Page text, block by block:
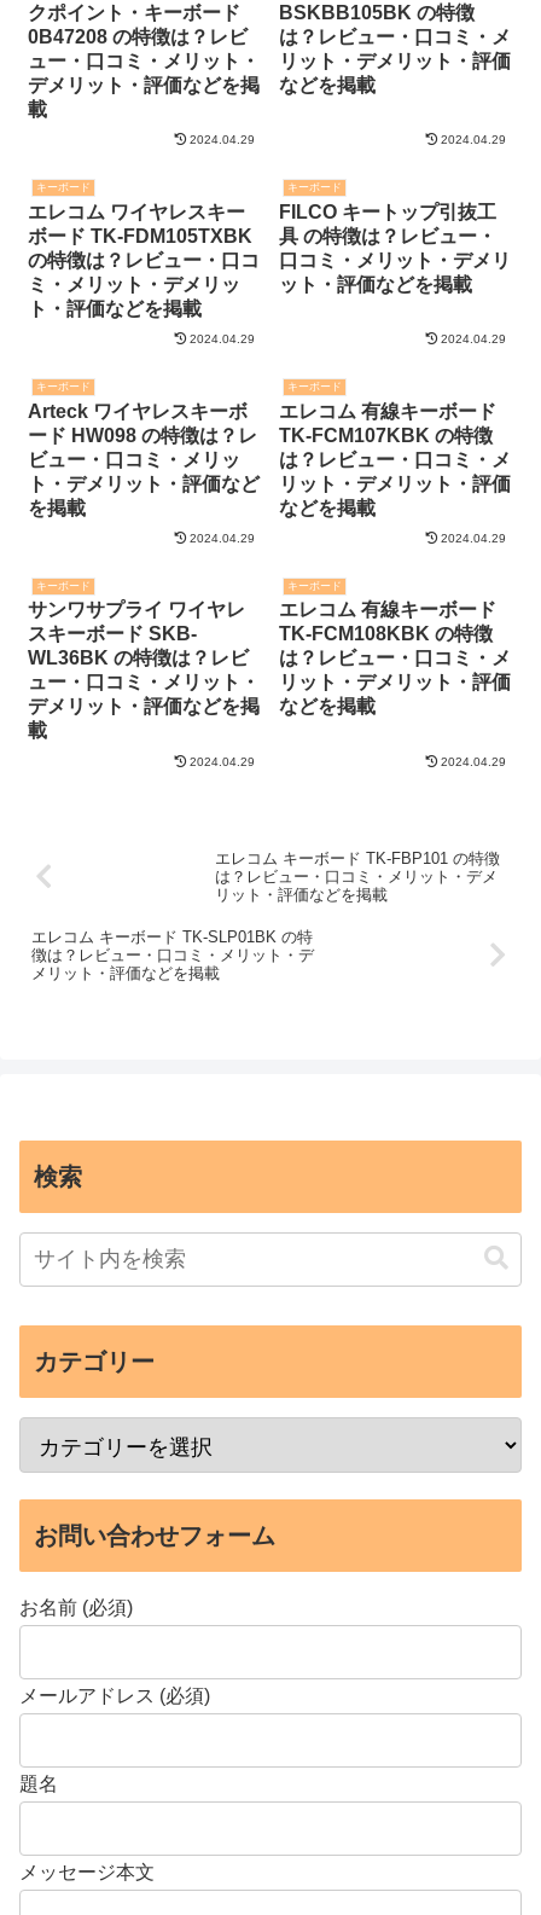
クポイント・キーボード
0B47208 の特徴は？レビ
ュー・口コミ・メリット・
デメリット・評価などを掲
載
2024.04.29
BSKBB105BK の特徴
は？レビュー・口コミ・メ
リット・デメリット・評価
などを掲載
2024.04.29
キーボード
エレコム ワイヤレスキー
ボード TK-FDM105TXBK
の特徴は？レビュー・口コ
ミ・メリット・デメリッ
ト・評価などを掲載
2024.04.29
キーボード
FILCO キートップ引抜工
具 の特徴は？レビュー・
口コミ・メリット・デメリ
ット・評価などを掲載
2024.04.29
キーボード
Arteck ワイヤレスキーボ
ード HW098 の特徴は？レ
ビュー・口コミ・メリッ
ト・デメリット・評価など
を掲載
2024.04.29
キーボード
エレコム 有線キーボード
TK-FCM107KBK の特徴
は？レビュー・口コミ・メ
リット・デメリット・評価
などを掲載
2024.04.29
キーボード
サンワサプライ ワイヤレ
スキーボード SKB-
WL36BK の特徴は？レビ
ュー・口コミ・メリット・
デメリット・評価などを掲
載
2024.04.29
キーボード
エレコム 有線キーボード
TK-FCM108KBK の特徴
は？レビュー・口コミ・メ
リット・デメリット・評価
などを掲載
2024.04.29
エレコム キーボード TK-FBP101 の特徴
は？レビュー・口コミ・メリット・デメ
リット・評価などを掲載
エレコム キーボード TK-SLP01BK の特
徴は？レビュー・口コミ・メリット・デ
メリット・評価などを掲載
検索
カテゴリー
お問い合わせフォーム
お名前 (必須)
メールアドレス (必須)
題名
メッセージ本文